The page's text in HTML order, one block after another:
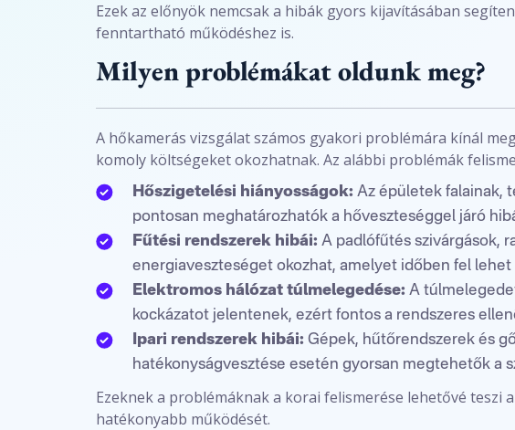
Ezek az előnyök nemcsak a hibák gyors kijavításában
fenntartható működéshez is.
Milyen problémákat oldunk meg?
A hőkamerás vizsgálat számos gyakori problémára kínál
komoly költségeket okozhatnak. Az alábbi problémák
Hőszigetelési hiányosságok: Az épületek falainak,
pontosan meghatározhatók a hőveszteséggel járó
Fűtési rendszerek hibái: A padlófűtés szivárgások,
energiaveszteséget okozhat, amelyet időben fel lehet
Elektromos hálózat túlmelegedése: A
kockázatot jelentenek, ezért fontos a rendszeres
Ipari rendszerek hibái: Gépek, hűtőrendszerek és
hatékonyságvesztése esetén gyorsan megtehetők a
Ezeknek a problémáknak a korai felismerése lehetővé
hatékonyabb működését.